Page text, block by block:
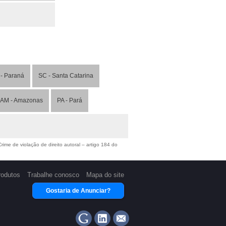
- Paraná SC - Santa Catarina
AM - Amazonas PA - Pará
de violação de direito autoral – artigo 184 do
Trabalhe conosco Mapa do site
Gostaria de Anunciar?